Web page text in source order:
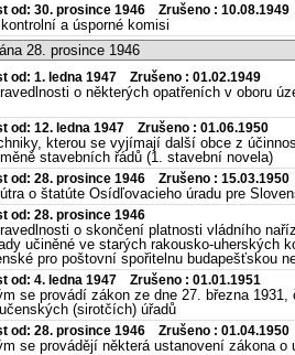
od: 30. prosince 1946 Zrušeno : 10.08.1949
a úsporné komisi
28. prosince 1946
od: 1. ledna 1947 Zrušeno : 01.02.1949
o některých opatřeních v oboru
od: 12. ledna 1947 Zrušeno : 01.06.1950
kterou se vyjímají další obce z
stavebních řádů (1. stavební novela)
od: 28. prosince 1946 Zrušeno : 15.03.1950
o štatúte Osídľovacieho úradu pre
od: 28. prosince 1946
o skončení platnosti vládního
učiněné ve starých rakousko-uherských
pro poštovní spořitelnu budapešťskou
od: 4. ledna 1947 Zrušeno : 01.01.1951
se provádí zákon ze dne 27. března
(sirotčích) úřadů
od: 28. prosince 1946 Zrušeno : 01.04.1950
se provádějí některá ustanovení zákona